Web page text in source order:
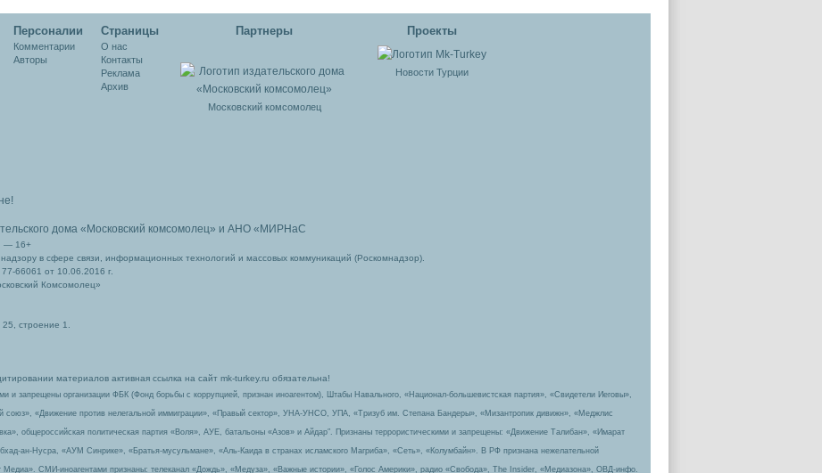
Персоналии
Комментарии
Авторы
Cтраницы
О нас
Контакты
Реклама
Архив
Партнеры
Московский комсомолец
Проекты
Новости Турции
дома «Московский комсомолец» и АНО «МИРНаС
— 16+
в сфере связи, информационных технологий и массовых коммуникаций (Роскомнадзор).
66061 от 10.06.2016 г.
Комсомолец»
строение 1.
материалов активная ссылка на сайт mk-turkey.ru обязательна!
и запрещены организации ФБК (Фонд борьбы с коррупцией, признан иноагентом), Штабы Навального, «Национал-большевистская партия», «Свидетели Иеговы»,
союз», «Движение против нелегальной иммиграции», «Правый сектор», УНА-УНСО, УПА, «Тризуб им. Степана Бандеры», «Мизантропик дивижн», «Меджлис
общероссийская политическая партия «Воля», АУЕ, батальоны «Азов» и Айдар″. Признаны террористическими и запрещены: «Движение Талибан», «Имарат
ан-Нусра, «АУМ Синрике», «Братья-мусульмане», «Аль-Каида в странах исламского Магриба», «Сеть», «Колумбайн». В РФ признана нежелательной
Медиа». СМИ-иноагентами признаны: телеканал «Дождь», «Медуза», «Важные истории», «Голос Америки», радио «Свобода», The Insider, «Медиазона», ОВД-инфо.